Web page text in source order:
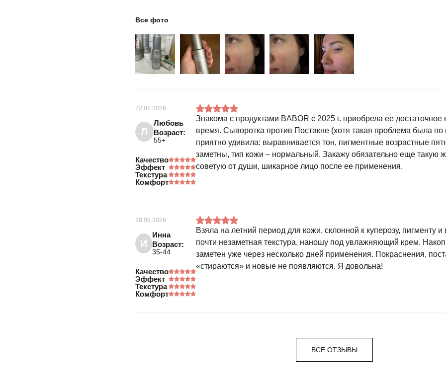
Все фото
22.07.2026
Л
Любовь
Возраст:
55+
Качество
Эффект
Текстура
Комфорт
Знакома с продуктами BABOR с 2025 г. приобрела ее достаточное
время. Сыворотка против Постакне (хотя такая проблема была
приятно удивила: выравнивается тон, пигментные возрастные
заметны, тип кожи – нормальный. Закажу обязательно еще такую
советую от души, шикарное лицо после ее применения.
28.05.2026
И
Инна
Возраст:
35-44
Качество
Эффект
Текстура
Комфорт
Взяла на летний период для кожи, склонной к куперозу, пигменту
почти незаметная текстура, наношу под увлажняющий крем.
заметен уже через несколько дней применения. Покраснения,
«стираются» и новые не появляются. Я довольна!
ВСЕ ОТЗЫВЫ